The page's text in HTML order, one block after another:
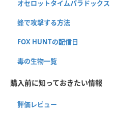
オセロットタイムパラドックス
蜂で攻撃する方法
FOX HUNTの配信日
毒の生物一覧
購入前に知っておきたい情報
評価レビュー